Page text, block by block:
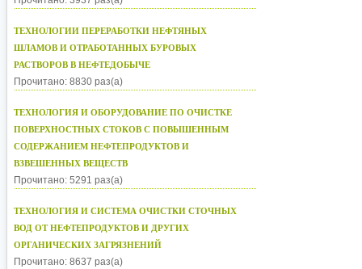
ТЕХНОЛОГИИ ПЕРЕРАБОТКИ НЕФТЯНЫХ
ШЛАМОВ И ОТРАБОТАННЫХ БУРОВЫХ
РАСТВОРОВ В НЕФТЕДОБЫЧЕ
Прочитано: 8830 раз(а)
ТЕХНОЛОГИЯ И ОБОРУДОВАНИЕ ПО ОЧИСТКЕ
ПОВЕРХНОСТНЫХ СТОКОВ С ПОВЫШЕННЫМ
СОДЕРЖАНИЕМ НЕФТЕПРОДУКТОВ И
ВЗВЕШЕННЫХ ВЕЩЕСТВ
Прочитано: 5291 раз(а)
ТЕХНОЛОГИЯ И СИСТЕМА ОЧИСТКИ СТОЧНЫХ
ВОД ОТ НЕФТЕПРОДУКТОВ И ДРУГИХ
ОРГАНИЧЕСКИХ ЗАГРЯЗНЕНИЙ
Прочитано: 8637 раз(а)